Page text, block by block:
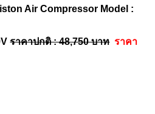
Air Compressor Model :
ราคาปกติ : 48,750 บาท ราคา